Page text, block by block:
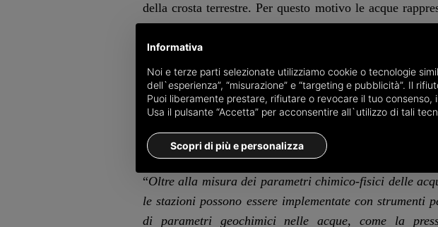
della crosta terrestre. Per questo motivo le acque
di informazioni per comprendere meglio i processi che
terremoti.
Il progetto prevede l’installazione di nuove
strategiche delle regioni che sono caratterizzate da una
dati in tempo reale e integrarli con quelli provenienti
“Oltre alla misura dei parametri chimico-fisici delle
le stazioni possono essere implementate con strumenti
di parametri geochimici nelle acque, come la
Informativa
Noi e terze parti selezionate utilizziamo cookie o tecnologie
dell`esperienza”, “misurazione” e “targeting e pubblicità”. Il
Puoi liberamente prestare, rifiutare o revocare il tuo
Usa il pulsante “Accetta” per acconsentire all`utilizzo di tali
Scopri di più e personalizza